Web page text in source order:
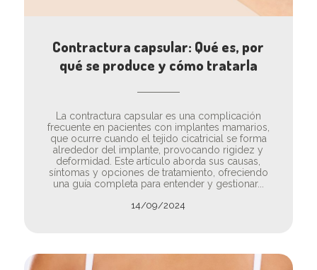
Contractura capsular: Qué es, por
qué se produce y cómo tratarla
La contractura capsular es una complicación
frecuente en pacientes con implantes mamarios,
que ocurre cuando el tejido cicatricial se forma
alrededor del implante, provocando rigidez y
deformidad. Este artículo aborda sus causas,
síntomas y opciones de tratamiento, ofreciendo
una guía completa para entender y gestionar...
14/09/2024